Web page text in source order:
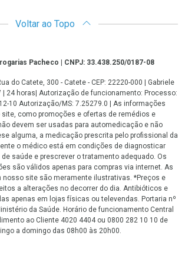
Voltar ao Topo
Pacheco | CNPJ: 33.438.250/0187-08
do Catete, 300 - Catete - CEP: 22220-000 | Gabriele
| 24 horas| Autorização de funcionamento: Processo:
10 Autorização/MS: 7.25279.0 | As informações
como promoções e ofertas de remédios e
devem ser usadas para automedicação e não
alguma, a medicação prescrita pelo profissional da
o médico está em condições de diagnosticar
de saúde e prescrever o tratamento adequado. Os
são válidos apenas para compras via internet. As
site são meramente ilustrativas. *Preços e
a alterações no decorrer do dia. Antibióticos e
apenas em lojas físicas ou televendas. Portaria nº
da Saúde. Horário de funcionamento Central
ao Cliente 4020 4404 ou 0800 282 10 10 de
a domingo das 08h00 às 20h00.